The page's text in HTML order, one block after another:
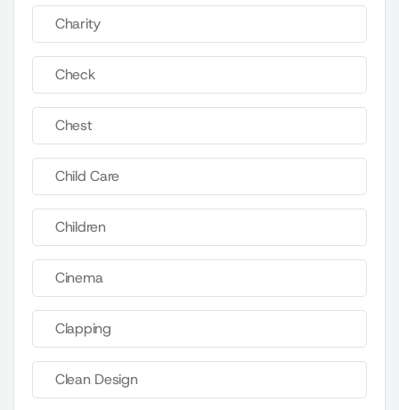
Charity
Check
Chest
Child Care
Children
Cinema
Clapping
Clean Design